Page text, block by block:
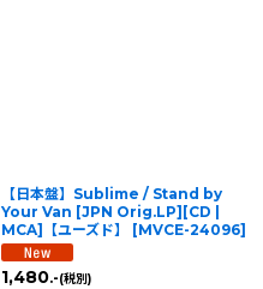
【日本盤】Sublime / Stand by
Your Van [JPN Orig.LP][CD |
MCA]【ユーズド】
[MVCE-24096]
1,480.-(税別)